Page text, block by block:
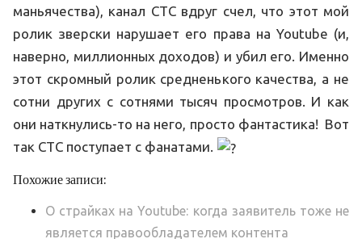
маньячества), канал СТС вдруг счел, что этот мой
ролик зверски нарушает его права на Youtube (и,
наверно, миллионных доходов) и убил его. Именно
этот скромный ролик средненького качества, а не
сотни других с сотнями тысяч просмотров. И как
они наткнулись-то на него, просто фантастика! Вот
так СТС поступает с фанатами.
Похожие записи:
О страйках на Youtube: когда заявитель тоже не
является правообладателем контента